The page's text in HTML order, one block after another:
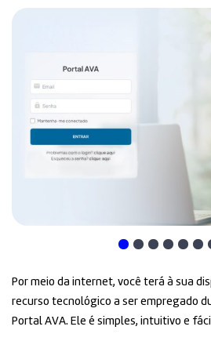
Por meio da internet, você terá à sua
recurso tecnológico a ser empregado
Portal AVA. Ele é simples, intuitivo e